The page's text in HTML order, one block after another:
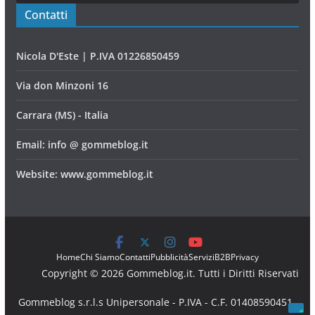
Contatti
Nicola D'Este | P.IVA 01226850459
Via don Minzoni 16
Carrara (MS) - Italia
Email: info @ gommeblog.it
Website: www.gommeblog.it
HomeChi SiamoContattiPubblicitàServiziB2BPrivacy
Copyright © 2026 Gommeblog.it. Tutti i Diritti Riservati
Gommeblog s.r.l.s Unipersonale - P.IVA - C.F. 01408590451 -